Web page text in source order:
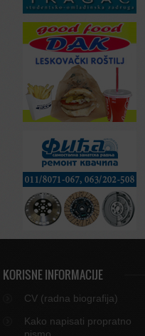
KORISNE INFORMACIJE
CV (radna biografija)
Kako napisati propratno